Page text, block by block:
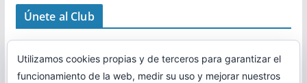
Únete al Club
Utilizamos cookies propias y de terceros para garantizar el
funcionamiento de la web, medir su uso y mejorar nuestros